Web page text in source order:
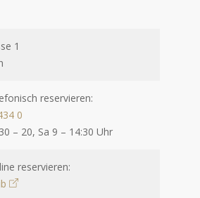
1
reservieren:
0
– 20, Sa 9 – 14:30 Uhr
reservieren: